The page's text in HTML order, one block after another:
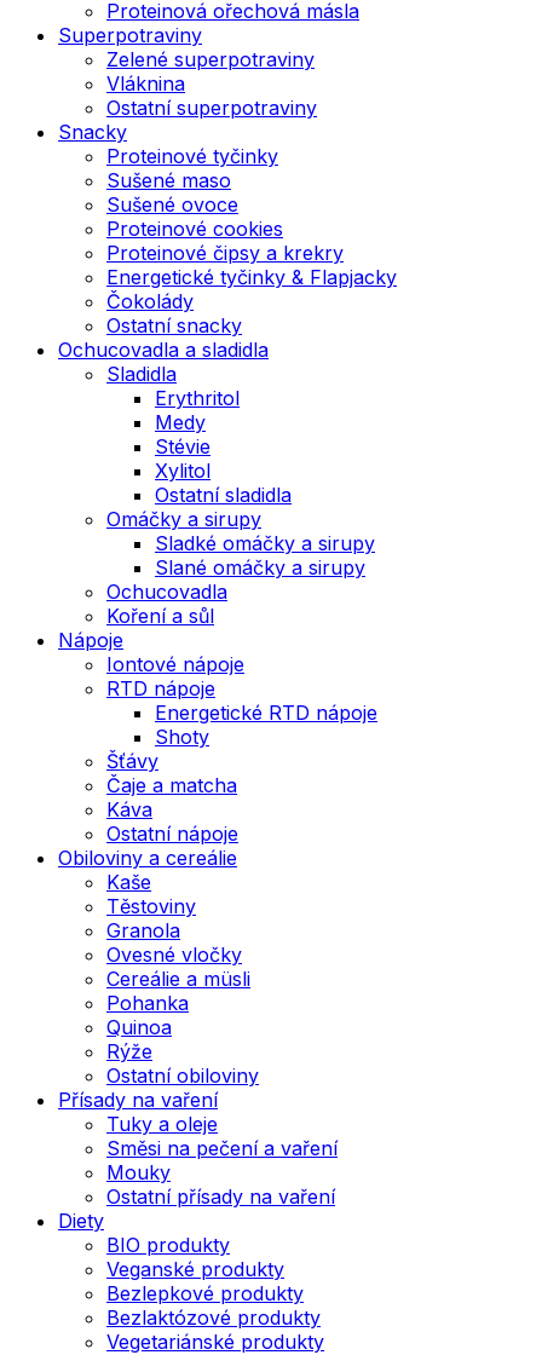
Proteinová ořechová másla
Superpotraviny
Zelené superpotraviny
Vláknina
Ostatní superpotraviny
Snacky
Proteinové tyčinky
Sušené maso
Sušené ovoce
Proteinové cookies
Proteinové čipsy a krekry
Energetické tyčinky & Flapjacky
Čokolády
Ostatní snacky
Ochucovadla a sladidla
Sladidla
Erythritol
Medy
Stévie
Xylitol
Ostatní sladidla
Omáčky a sirupy
Sladké omáčky a sirupy
Slané omáčky a sirupy
Ochucovadla
Koření a sůl
Nápoje
Iontové nápoje
RTD nápoje
Energetické RTD nápoje
Shoty
Šťávy
Čaje a matcha
Káva
Ostatní nápoje
Obiloviny a cereálie
Kaše
Těstoviny
Granola
Ovesné vločky
Cereálie a müsli
Pohanka
Quinoa
Rýže
Ostatní obiloviny
Přísady na vaření
Tuky a oleje
Směsi na pečení a vaření
Mouky
Ostatní přísady na vaření
Diety
BIO produkty
Veganské produkty
Bezlepkové produkty
Bezlaktózové produkty
Vegetariánské produkty